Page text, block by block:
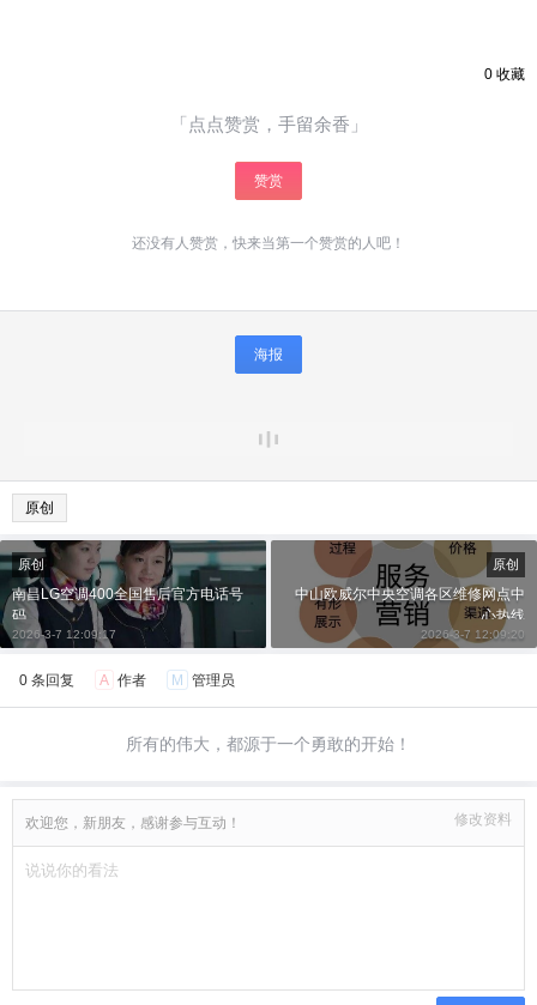
0 收藏
「点点赞赏，手留余香」
赞赏
还没有人赞赏，快来当第一个赞赏的人吧！
海报
原创
原创
南昌LG空调400全国售后官方电话号
码
2026-3-7 12:09:17
原创
中山欧威尔中央空调各区维修网点中
心热线
2026-3-7 12:09:20
0 条回复 A 作者 M 管理员
所有的伟大，都源于一个勇敢的开始！
欢迎您，新朋友，感谢参与互动！ 修改资料